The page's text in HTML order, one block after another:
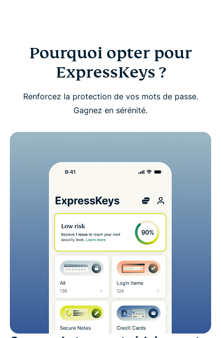
FAQ : À propos d’ExpressKeys
tant que nouvel utilisateur
Pourquoi opter pour
ExpressKeys ?
Renforcez la protection de vos mots de passe.
Gagnez en sérénité.